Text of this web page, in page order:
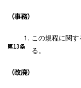
（事務）
第13条
この規程に関
る。
（改廃）